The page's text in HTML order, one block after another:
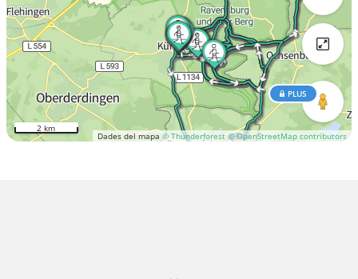
Dades del mapa© Thunderforest © OpenStreetMap contributors
PLUS
2 km